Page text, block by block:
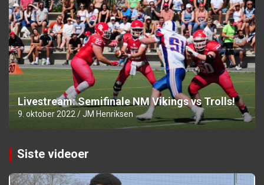
Livestream: Semifinale NM Vikings vs Trolls!
9. oktober 2022 JM Henriksen
Siste videoer